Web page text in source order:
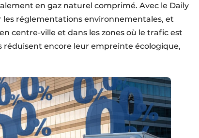
en gaz naturel comprimé. Avec le Daily
les réglementations environnementales, et
centre-ville et dans les zones où le trafic est
encore leur empreinte écologique,